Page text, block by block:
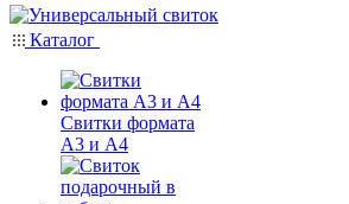
Каталог
Свитки формата
А3 и А4